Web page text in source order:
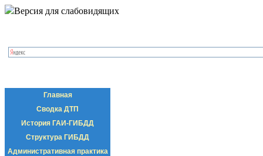
Версия для слабовидящих
Главная
Сводка ДТП
История ГАИ-ГИБДД
Структура ГИБДД
Административная практика